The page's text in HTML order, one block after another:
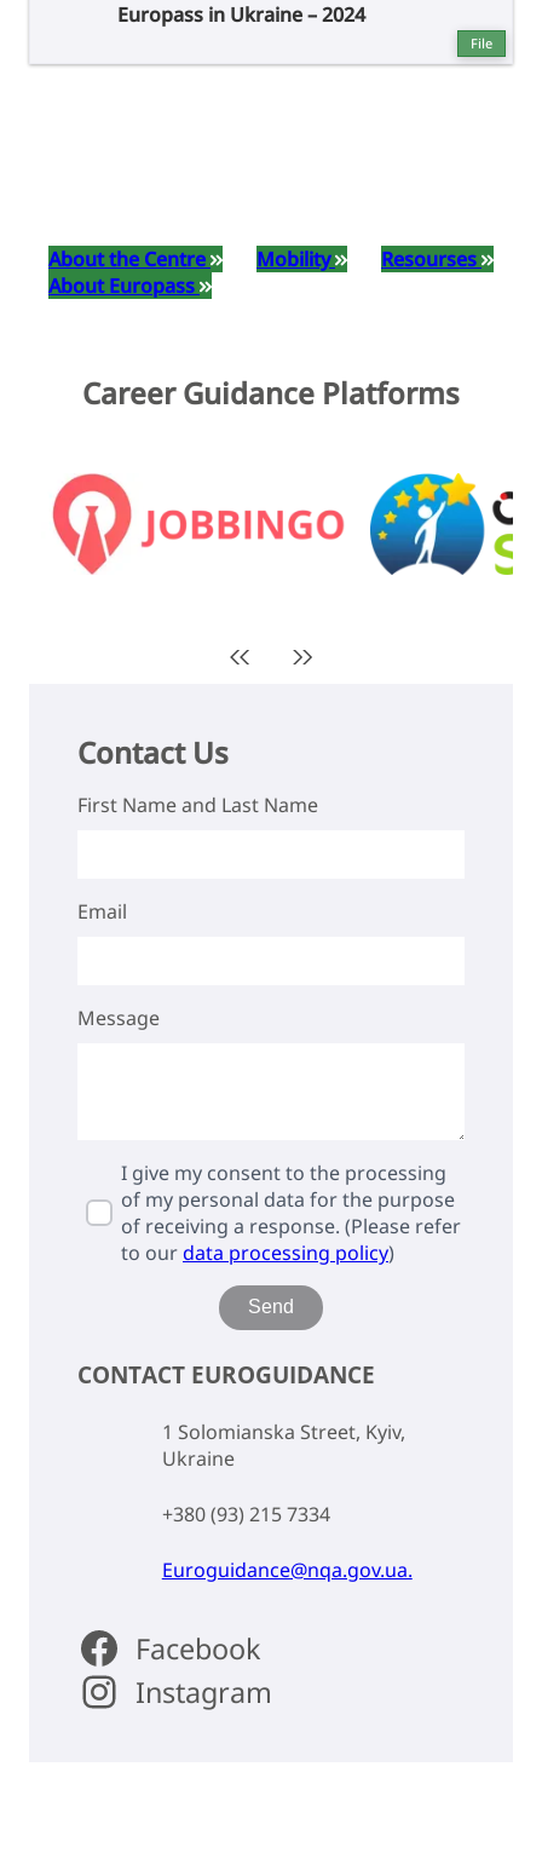
Europass in Ukraine – 2024
File
About the Centre Mobility
Resourses
About Europass
Career Guidance Platforms
Contact Us
First Name and Last Name
Email
Message
I give my consent to the processing
of my personal data for the purpose
of receiving a response. (Please refer
to ourdata processing policy)
Send
CONTACT EUROGUIDANCE
1 Solomianska Street, Kyiv,
Ukraine
+380 (93) 215 7334
Euroguidance@nqa.gov.ua.
Facebook
Instagram